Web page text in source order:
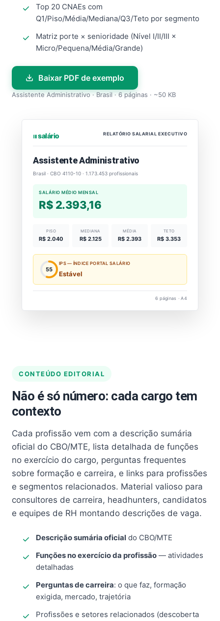
Top 20 CNAEs com
Q1/Piso/Média/Mediana/Q3/Teto por segmento
Matriz porte × senioridade (Nível I/II/III ×
Micro/Pequena/Média/Grande)
Baixar PDF de exemplo
Assistente Administrativo · Brasil · 6 páginas · ~50 KB
⏐⏐⏐ salário RELATÓRIO SALARIAL EXECUTIVO
Assistente Administrativo
Brasil · CBO 4110-10 · 1.173.453 profissionais
SALÁRIO MÉDIO MENSAL
R$ 2.393,16
PISO
R$ 2.040
MEDIANA
R$ 2.125
MÉDIA
R$ 2.393
TETO
R$ 3.353
55
IPS — ÍNDICE PORTAL SALÁRIO
Estável
6 páginas · A4
CONTEÚDO EDITORIAL
Não é só número: cada cargo tem
contexto
Cada profissão vem com a descrição sumária
oficial do CBO/MTE, lista detalhada de funções
no exercício do cargo, perguntas frequentes
sobre formação e carreira, e links para profissões
e segmentos relacionados. Material valioso para
consultores de carreira, headhunters, candidatos
e equipes de RH montando descrições de vaga.
Descrição sumária oficial do CBO/MTE
Funções no exercício da profissão — atividades
detalhadas
Perguntas de carreira: o que faz, formação
exigida, mercado, trajetória
Profissões e setores relacionados (descoberta